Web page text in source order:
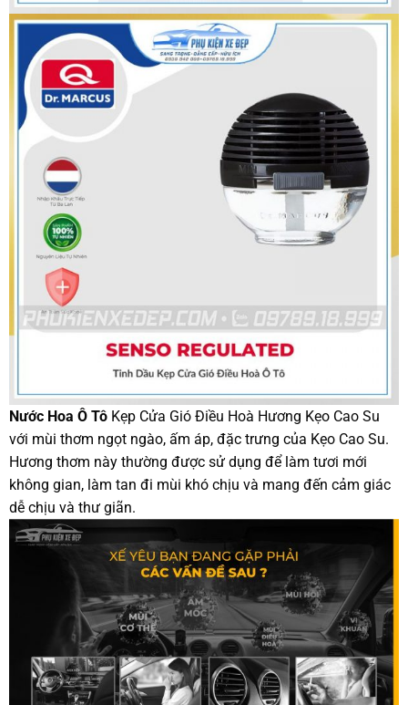
Nước Hoa Ô TôKẹp Cửa Gió Điều Hoà Hương Kẹo Cao Su
với mùi thơm ngọt ngào, ấm áp, đặc trưng của Kẹo Cao Su.
Hương thơm này thường được sử dụng để làm tươi mới
không gian, làm tan đi mùi khó chịu và mang đến cảm giác
dễ chịu và thư giãn.